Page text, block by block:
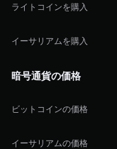
ライトコインを購入
イーサリアムを購入
暗号通貨の価格
ビットコインの価格
イーサリアムの価格